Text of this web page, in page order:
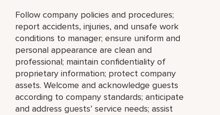
Follow company policies and procedures;
report accidents, injuries, and unsafe work
conditions to manager; ensure uniform and
personal appearance are clean and
professional; maintain confidentiality of
proprietary information; protect company
assets. Welcome and acknowledge guests
according to company standards; anticipate
and address guests’ service needs; assist